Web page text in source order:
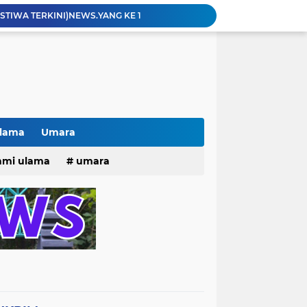
TERKINI)NEWS.YANG KE 1
dan Parade HUT Bhayangkara di Monas
Beri Santunan Korban Gempa***
Umara
dan Maknanya
ulama umara
2025